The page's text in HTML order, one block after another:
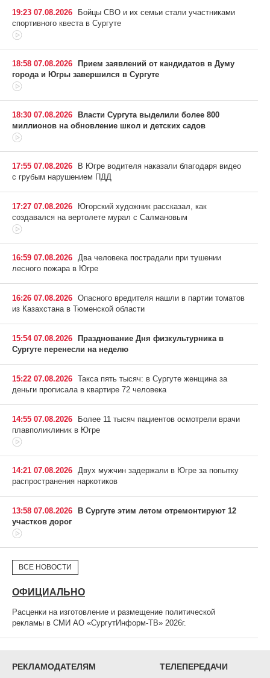
19:23 07.08.2026
Бойцы СВО и их семьи стали участниками
спортивного квеста в Сургуте
18:58 07.08.2026
Прием заявлений от кандидатов в Думу
города и Югры завершился в Сургуте
18:30 07.08.2026
Власти Сургута выделили более 800
миллионов на обновление школ и детских садов
17:55 07.08.2026
В Югре водителя наказали благодаря видео
с грубым нарушением ПДД
17:27 07.08.2026
Югорский художник рассказал, как
создавался на вертолете мурал с Салмановым
16:59 07.08.2026 Два человека пострадали при тушении
лесного пожара в Югре
16:26 07.08.2026 Опасного вредителя нашли в партии томатов
из Казахстана в Тюменской области
15:54 07.08.2026
Празднование Дня физкультурника в
Сургуте перенесли на неделю
15:22 07.08.2026 Такса пять тысяч: в Сургуте женщина за
деньги прописала в квартире 72 человека
14:55 07.08.2026
Более 11 тысяч пациентов осмотрели врачи
плавполиклиник в Югре
14:21 07.08.2026 Двух мужчин задержали в Югре за попытку
распространения наркотиков
13:58 07.08.2026
В Сургуте этим летом отремонтируют 12
участков дорог
ВСЕ НОВОСТИ
ОФИЦИАЛЬНО
Расценки на изготовление и размещение политической
рекламы в СМИ АО «СургутИнформ-ТВ» 2026г.
РЕКЛАМОДАТЕЛЯМ ТЕЛЕПЕРЕДАЧИ